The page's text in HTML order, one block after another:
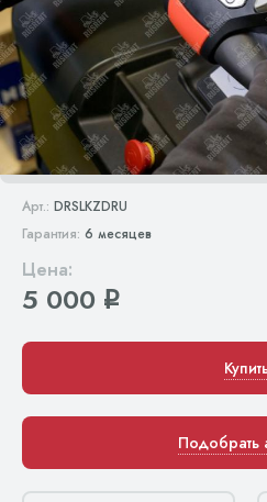
Арт.: DRSLKZDRU
Гарантия: 6 месяцев
Цена:
5 000 q
Подобрать